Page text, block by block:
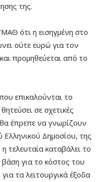
της.
ότι η εισηγμένη στο
ούτε ευρώ για τον
προμηθεύεται από το
επικαλούνται το
σε σχετικές
έπρεπε να γνωρίζουν
Ελληνικού Δημοσίου, της
καταβάλει το
για το κόστος του
τα λειτουργικά έξοδα